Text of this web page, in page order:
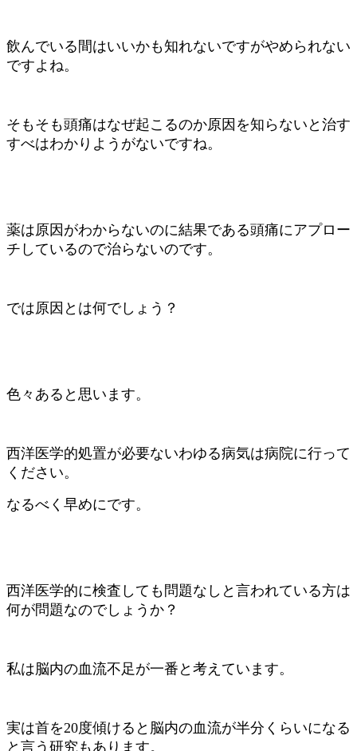
飲んでいる間はいいかも知れないですがやめられない
ですよね。
そもそも頭痛はなぜ起こるのか原因を知らないと治す
すべはわかりようがないですね。
薬は原因がわからないのに結果である頭痛にアプロー
チしているので治らないのです。
では原因とは何でしょう？
色々あると思います。
西洋医学的処置が必要ないわゆる病気は病院に行って
ください。
なるべく早めにです。
西洋医学的に検査しても問題なしと言われている方は
何が問題なのでしょうか？
私は脳内の血流不足が一番と考えています。
実は首を20度傾けると脳内の血流が半分くらいになる
と言う研究もあります。